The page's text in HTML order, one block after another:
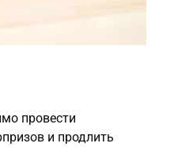
провести
и продлить